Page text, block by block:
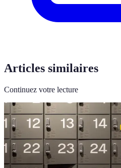
Articles similaires
Continuez votre lecture